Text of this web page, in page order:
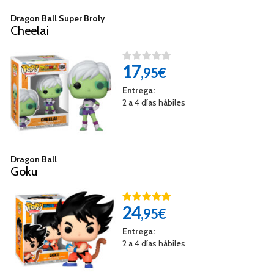
Dragon Ball Super Broly
Cheelai
17,95€
Entrega:
2 a 4 días hábiles
Dragon Ball
Goku
24,95€
Entrega:
2 a 4 días hábiles